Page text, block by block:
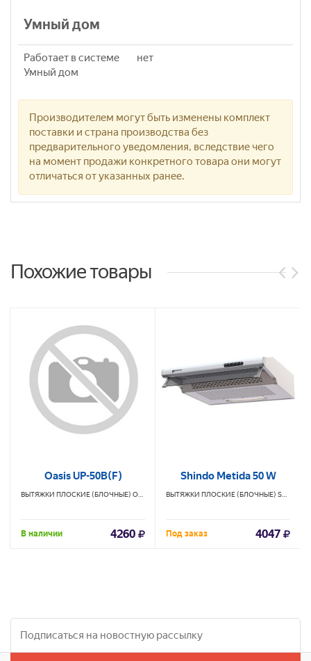
Умный дом
Работает в системе
Умный дом
нет
Производителем могут быть изменены комплект
поставки и страна производства без
предварительного уведомления, вследствие чего
на момент продажи конкретного товара они могут
отличаться от указанных ранее.
Похожие товары
Oasis UP-50B(F)
ВЫТЯЖКИ ПЛОСКИЕ (БЛОЧНЫЕ) OASIS
В наличии 4260
Shindo Metida 50 W
ВЫТЯЖКИ ПЛОСКИЕ (БЛОЧНЫЕ) SHINDO
Под заказ 4047